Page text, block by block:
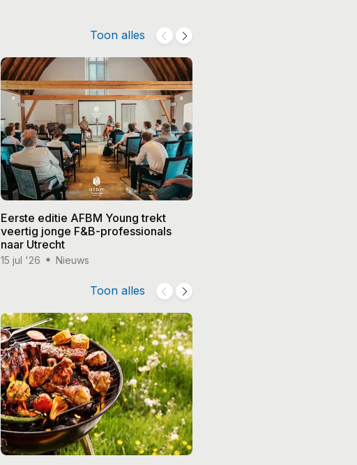
Toon alles
Eerste editie AFBM Young trekt
veertig jonge F&B-professionals
naar Utrecht
15 jul '26 Nieuws
Toon alles